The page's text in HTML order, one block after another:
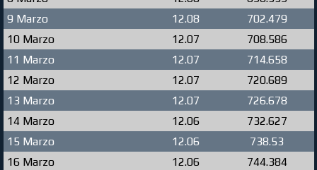
9 Marzo
12.08
702.479
10 Marzo
12.07
708.586
11 Marzo
12.07
714.658
12 Marzo
12.07
720.689
13 Marzo
12.07
726.678
14 Marzo
12.06
732.627
15 Marzo
12.06
738.53
16 Marzo
12.06
744.384